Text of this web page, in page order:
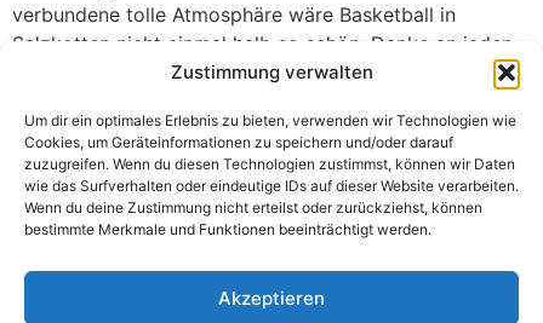
Zustimmung verwalten
Um dir ein optimales Erlebnis zu bieten, verwenden wir Technologien wie
Cookies, um Geräteinformationen zu speichern und/oder darauf
zuzugreifen. Wenn du diesen Technologien zustimmst, können wir Daten
wie das Surfverhalten oder eindeutige IDs auf dieser Website verarbeiten.
Wenn du deine Zustimmung nicht erteilst oder zurückziehst, können
bestimmte Merkmale und Funktionen beeinträchtigt werden.
Akzeptieren
verbundene tolle Atmosphäre wäre Basketball in
Salzkotten nicht einmal halb so schön. Danke an jeden
einzelnen von Euch!
Wir wünschen euch allen einen guten Rutsch in das neue
Jahr und freuen uns, euch schon bald wieder in der
Hederauenhalle zu sehen!
Der BeitragVielen Dank für Eure Unterstützung in 2024!